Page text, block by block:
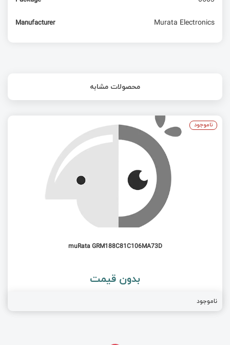
Manufacturer Murata Electronics
محصولات مشابه
muRata GRM188C81C106MA73D
بدون قیمت
ناموجود
ناموجود